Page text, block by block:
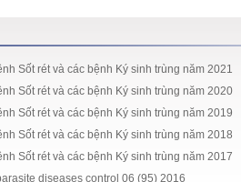
Sốt rét và các bệnh Ký sinh trùng năm 2021
Sốt rét và các bệnh Ký sinh trùng năm 2020
Sốt rét và các bệnh Ký sinh trùng năm 2019
Sốt rét và các bệnh Ký sinh trùng năm 2018
Sốt rét và các bệnh Ký sinh trùng năm 2017
diseases control 06 (95) 2016